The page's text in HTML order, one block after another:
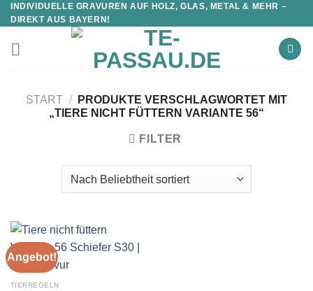
INDIVIDUELLE GRAVUREN AUF HOLZ, GLAS, METAL & MEHR –
DIREKT AUS BAYERN!
START /
PRODUKTE VERSCHLAGWORTET MIT
„TIERE NICHT FÜTTERN VARIANTE 56“
FILTER
Angebot!
TIERREGELN